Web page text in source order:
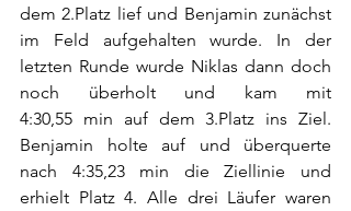
dem 2.Platz lief und Benjamin zunächst
im Feld aufgehalten wurde. In der
letzten Runde wurde Niklas dann doch
noch überholt und kam mit
4:30,55 min auf dem 3.Platz ins Ziel.
Benjamin holte auf und überquerte
nach 4:35,23 min die Ziellinie und
erhielt Platz 4. Alle drei Läufer waren